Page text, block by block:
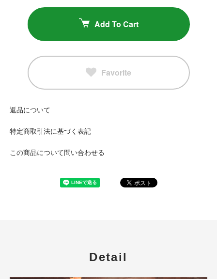
Add To Cart
Favorite
返品について
特定商取引法に基づく表記
この商品について問い合わせる
Detail